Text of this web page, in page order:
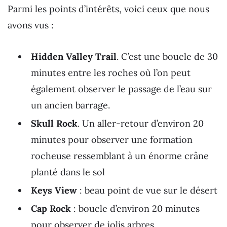
Parmi les points d’intérêts, voici ceux que nous
avons vus :
Hidden Valley Trail. C’est une boucle de 30
minutes entre les roches où l’on peut
également observer le passage de l’eau sur
un ancien barrage.
Skull Rock. Un aller-retour d’environ 20
minutes pour observer une formation
rocheuse ressemblant à un énorme crâne
planté dans le sol
Keys View : beau point de vue sur le désert
Cap Rock : boucle d’environ 20 minutes